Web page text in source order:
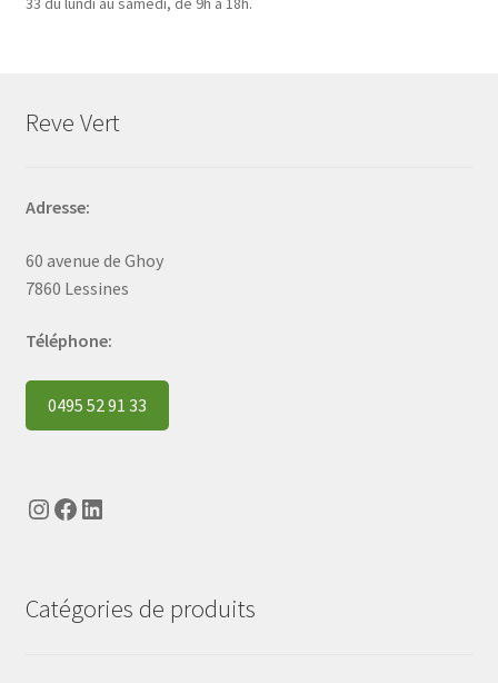
Reve Vert
Adresse:
60 avenue de Ghoy
7860 Lessines
Téléphone:
0495 52 91 33
Instagram
Facebook
LinkedIn
Catégories de produits